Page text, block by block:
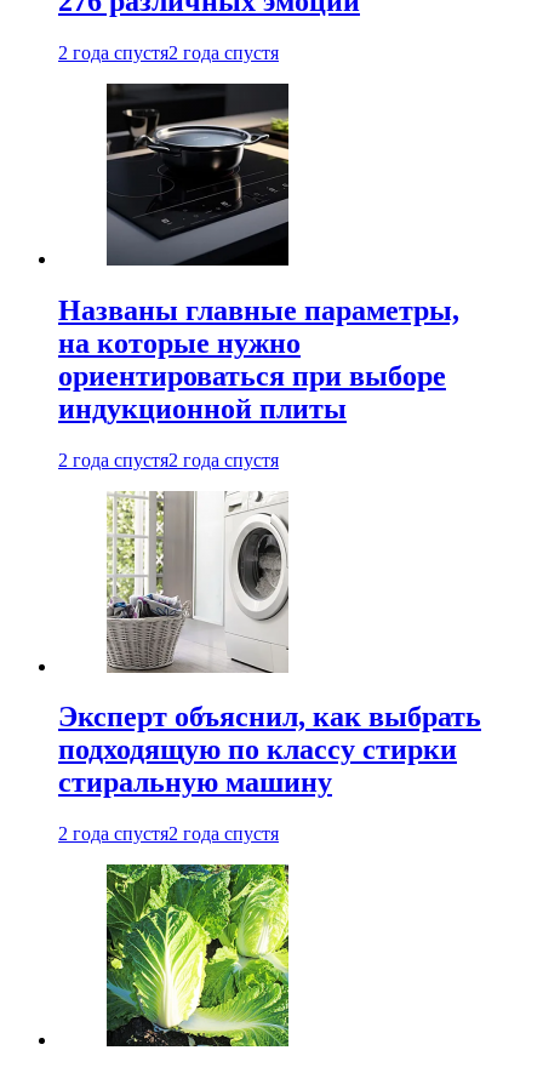
2 года спустя2 года спустя
Названы главные параметры,
на которые нужно
ориентироваться при выборе
индукционной плиты
2 года спустя2 года спустя
Эксперт объяснил, как выбрать
подходящую по классу стирки
стиральную машину
2 года спустя2 года спустя